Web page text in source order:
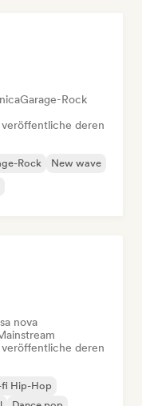
Garage-Rock
deren
Rock
New wave
nova
deren
Hip-Hop